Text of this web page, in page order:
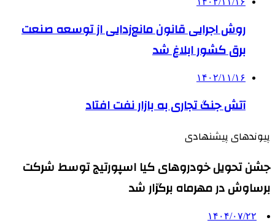
روش اجرایی قانون مانع‌زدایی از توسعه صنعت
برق کشور ابلاغ شد
۱۴۰۲/۱۱/۱۶
آتش جنگ تجاری به بازار نفت افتاد
پیوندهای پیشنهادی
جشن تحویل خودروهای کیا اسپورتیج توسط شرکت
برساوش در مهرماه برگزار شد
۱۴۰۴/۰۷/۲۲